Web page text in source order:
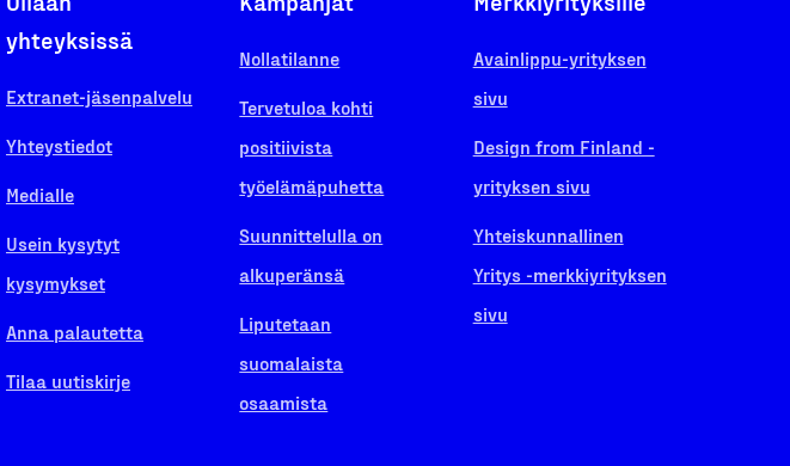
yhteyksissä
Extranet-jäsenpalvelu
Yhteystiedot
Medialle
Usein kysytyt
kysymykset
Anna palautetta
Tilaa uutiskirje
Nollatilanne
Tervetuloa kohti
positiivista
työelämäpuhetta
Suunnittelulla on
alkuperänsä
Liputetaan
suomalaista
osaamista
Avainlippu-yrityksen
sivu
Design from Finland -
yrityksen sivu
Yhteiskunnallinen
Yritys -merkkiyrityksen
sivu